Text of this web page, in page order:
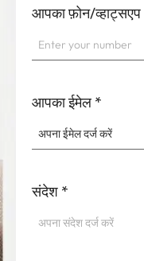
आपका फ़ोन/व्हाट्सएप
आपका ईमेल *
संदेश *